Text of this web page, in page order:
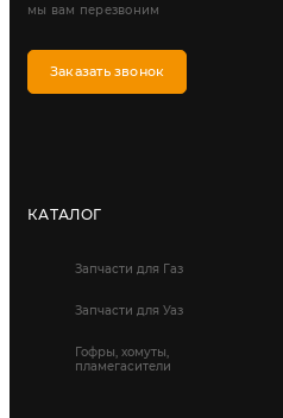
мы вам перезвоним
Заказать звонок
КАТАЛОГ
Запчасти для Газ
Запчасти для Уаз
Гофры, хомуты,
пламегасители